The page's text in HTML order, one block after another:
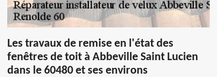
Les travaux de remise en l'état des
fenêtres de toit à Abbeville Saint Lucien
dans le 60480 et ses environs